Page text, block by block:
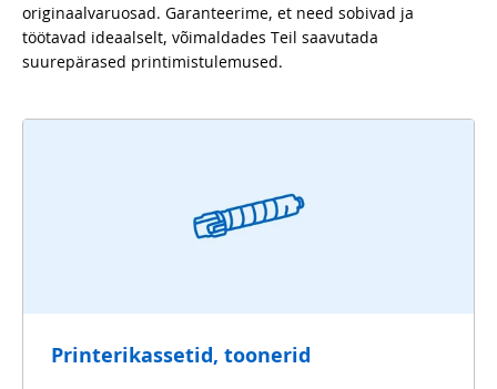
originaalvaruosad. Garanteerime, et need sobivad ja
töötavad ideaalselt, võimaldades Teil saavutada
suurepärased printimistulemused.
Printerikassetid, toonerid